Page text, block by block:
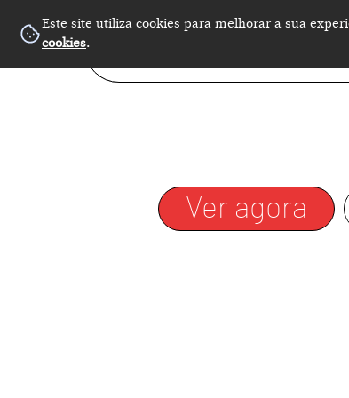
Este site utiliza cookies para melhorar a sua
cookies.
Ver agora